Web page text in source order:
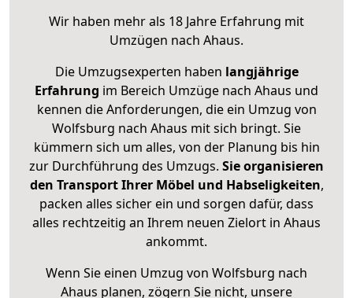
Wir haben mehr als 18 Jahre Erfahrung mit
Umzügen nach Ahaus.
Die Umzugsexperten haben langjährige
Erfahrung im Bereich Umzüge nach Ahaus und
kennen die Anforderungen, die ein Umzug von
Wolfsburg nach Ahaus mit sich bringt. Sie
kümmern sich um alles, von der Planung bis hin
zur Durchführung des Umzugs. Sie organisieren
den Transport Ihrer Möbel und Habseligkeiten,
packen alles sicher ein und sorgen dafür, dass
alles rechtzeitig an Ihrem neuen Zielort in Ahaus
ankommt.
Wenn Sie einen Umzug von Wolfsburg nach
Ahaus planen, zögern Sie nicht, unsere